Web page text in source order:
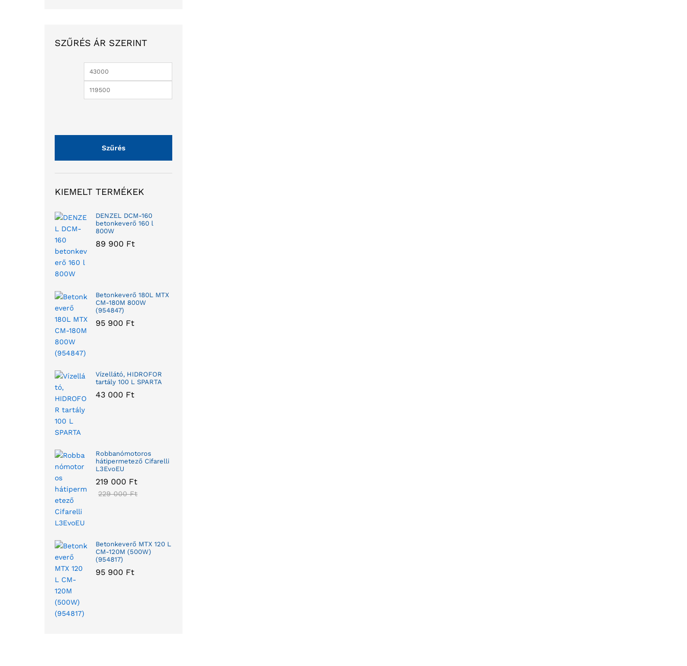
SZŰRÉS ÁR SZERINT
Szűrés
KIEMELT TERMÉKEK
DENZEL DCM-160
betonkeverő 160 l
800W
89 900 Ft
Betonkeverő 180L MTX
CM-180M 800W
(954847)
95 900 Ft
Vízellátó, HIDROFOR
tartály 100 L SPARTA
43 000 Ft
Robbanómotoros
hátipermetező Cifarelli
L3EvoEU
219 000 Ft
229 000Ft
Betonkeverő MTX 120 L
CM-120M (500W)
(954817)
95 900 Ft